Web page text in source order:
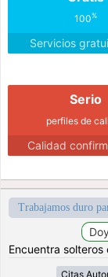
100%
Servicios
Serio
perfiles de
Calidad
Trabajamos duro
Encuentra solteros
Citas